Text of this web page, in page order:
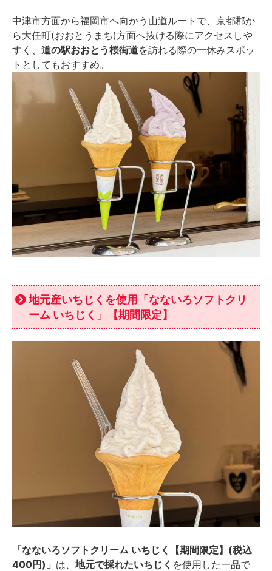
中津市方面から福岡市へ向かう山道ルートで、京都郡か
ら大任町(おおとうまち)方面へ抜ける際にアクセスしや
すく、 道の駅おおとう桜街道を訪れる際の一休みスポッ
トとしてもおすすめ。
地元産いちじくを使用「なないろソフトクリ
ーム いちじく」【期間限定】
「なないろソフトクリーム いちじく【期間限定】(税込
400円)」 は、 地元で採れたいちじく を使用した一品で